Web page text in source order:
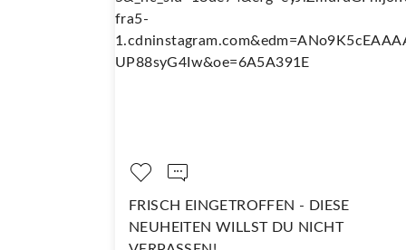
FRISCH EINGETROFFEN - DIESE
NEUHEITEN WILLST DU NICHT